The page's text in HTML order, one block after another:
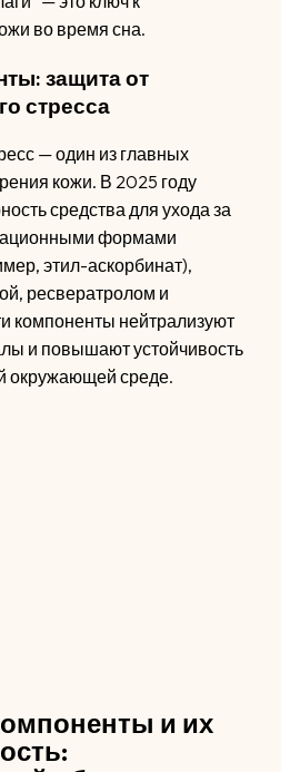
во время сна.
защита от
стресса
— один из главных
кожи. В 2025 году
средства для ухода за
формами
этил-аскорбинат),
ресвератролом и
компоненты нейтрализуют
и повышают устойчивость
окружающей среде.
и их